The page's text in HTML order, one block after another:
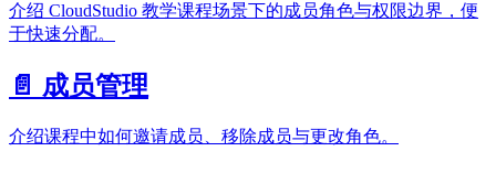
介绍 CloudStudio 教学课程场景下的成员角色与权限边界，便
于快速分配。
📄️ 成员管理
介绍课程中如何邀请成员、移除成员与更改角色。